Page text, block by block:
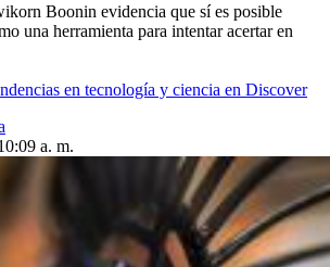
Boonin evidencia que sí es posible
una herramienta para intentar acertar en
en tecnología y ciencia en Discover
a. m.